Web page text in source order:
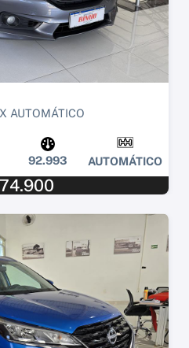
AUTOMÁTICO
92.993 AUTOMÁTICO